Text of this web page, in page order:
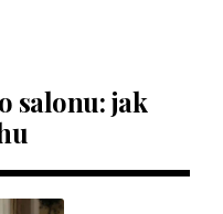
salonu: jak